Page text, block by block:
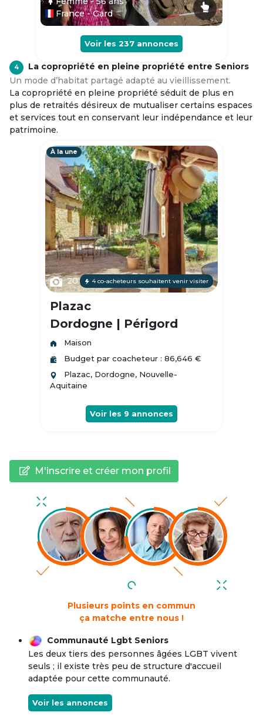
France - Gard
Voir les 237 annonces
4
La copropriété en pleine propriété entre Seniors
Un mode d’habitat partagé adapté au vieillissement.
La copropriété en pleine propriété séduit de plus en
plus de retraités désireux de mutualiser certains espaces
et services tout en conservant leur indépendance et leur
patrimoine.
À la une
20 4 co-acheteurs souhaitent venir visiter
Plazac
Dordogne | Périgord
Maison
Budget par coacheteur : 86,646 €
Plazac, Dordogne, Nouvelle-
Aquitaine
Voir les 9 annonces
M'inscrire et créer mon profil
Plusieurs points en commun
ça matche entre nous !
Communauté Lgbt Seniors
Les deux tiers des personnes âgées LGBT vivent
seuls ; il existe très peu de structure d'accueil
adaptée pour cette communauté.
Voir les annonces